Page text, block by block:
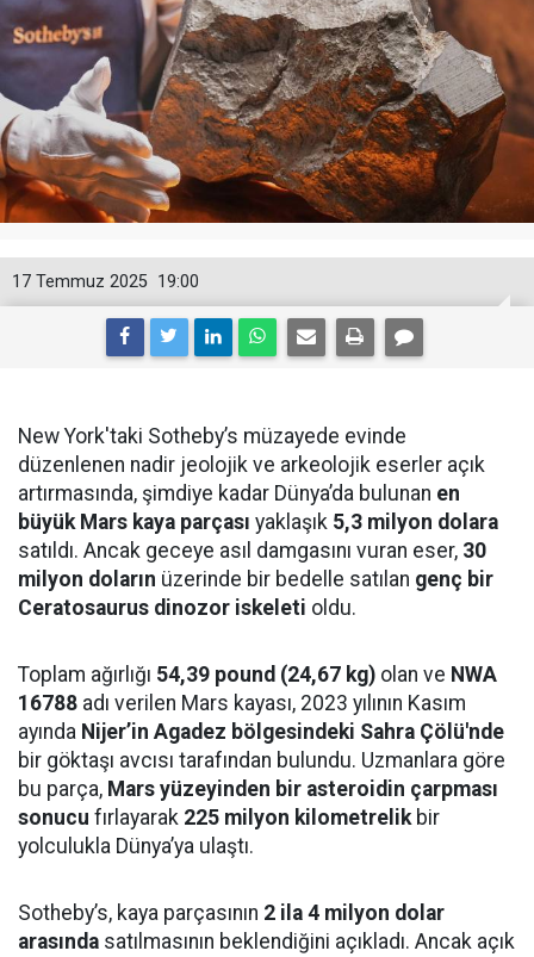
19:00
17 Temmuz 2025
New York'taki Sotheby’s müzayede evinde
düzenlenen nadir jeolojik ve arkeolojik eserler açık
artırmasında, şimdiye kadar Dünya’da bulunan en
büyük Mars kaya parçası yaklaşık 5,3 milyon dolara
satıldı. Ancak geceye asıl damgasını vuran eser, 30
milyon doların üzerinde bir bedelle satılan genç bir
Ceratosaurus dinozor iskeleti oldu.
Toplam ağırlığı 54,39 pound (24,67 kg) olan ve NWA
16788 adı verilen Mars kayası, 2023 yılının Kasım
ayında Nijer’in Agadez bölgesindeki Sahra Çölü'nde
bir göktaşı avcısı tarafından bulundu. Uzmanlara göre
bu parça, Mars yüzeyinden bir asteroidin çarpması
sonucu fırlayarak 225 milyon kilometrelikbir
yolculukla Dünya’ya ulaştı.
Sotheby’s, kaya parçasının 2 ila 4 milyon dolar
arasında satılmasının beklendiğini açıkladı. Ancak açık